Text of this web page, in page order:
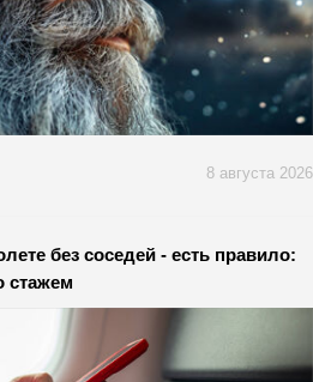
8 августа 2026
без соседей - есть правило:
стажем